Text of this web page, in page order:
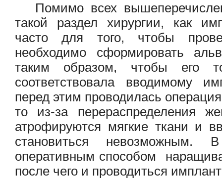
Помимо всех
такой раздел хирургии, как
часто для того, чтобы
необходимо сформировать
таким образом, чтобы его
соответствовала вводимому
перед этим проводилась
то из-за перераспределения
атрофируются мягкие ткани и
становиться невозможным.
оперативным способом
после чего и проводиться